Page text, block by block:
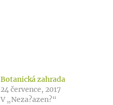
Botanická zahrada
24 července, 2017
V „Neza?azen?“